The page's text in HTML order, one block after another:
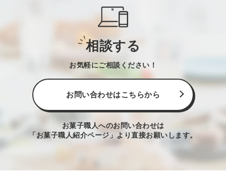
相談する
お気軽にご相談ください！
お問い合わせはこちらから
お菓子職人へのお問い合わせは
「お菓子職人紹介ページ」より直接お願いします。